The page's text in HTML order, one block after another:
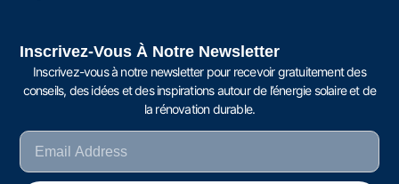
Inscrivez-Vous À Notre Newsletter
Inscrivez-vous à notre newsletter pour recevoir gratuitement des
conseils, des idées et des inspirations autour de l’énergie solaire et de
la rénovation durable.